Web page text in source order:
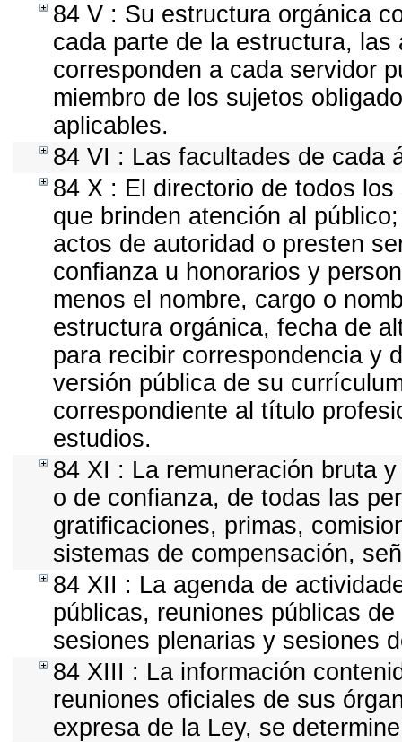
84 V : Su estructura orgánica
cada parte de la estructura,
corresponden a cada servidor
miembro de los sujetos
aplicables.
84 VI : Las facultades de cada
84 X : El directorio de todos
que brinden atención al
actos de autoridad o presten
confianza u honorarios y
menos el nombre, cargo o
estructura orgánica, fecha de
para recibir correspondencia y
versión pública de su
correspondiente al título
estudios.
84 XI : La remuneración bruta
o de confianza, de todas las
gratificaciones, primas,
sistemas de compensación,
84 XII : La agenda de
públicas, reuniones públicas
sesiones plenarias y sesiones
84 XIII : La información
reuniones oficiales de sus
expresa de la Ley, se